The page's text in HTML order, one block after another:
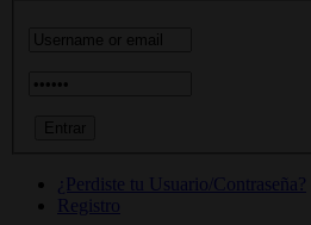
¿Perdiste tu Usuario/Contraseña?
Registro